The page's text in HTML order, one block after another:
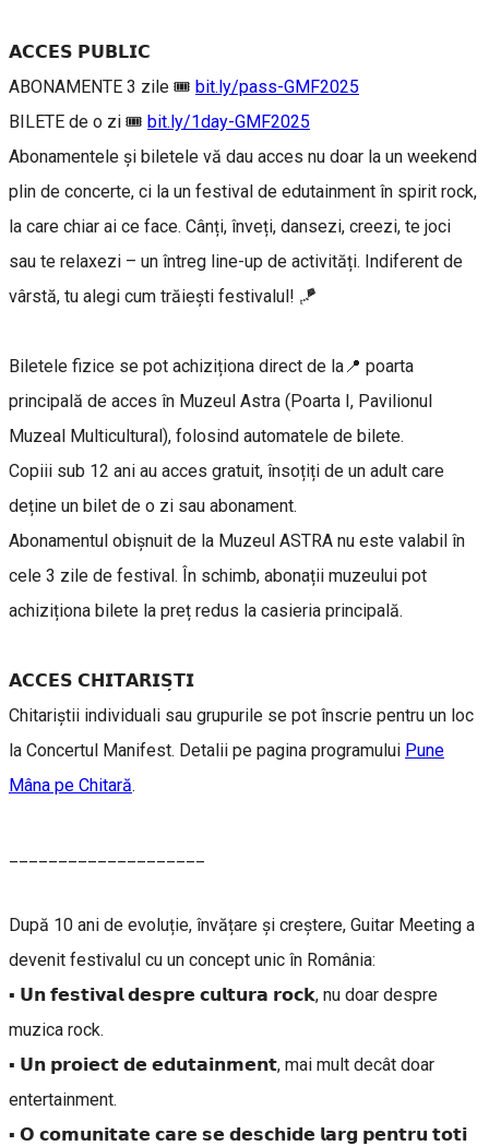
𝗔𝗖𝗖𝗘𝗦 𝗣𝗨𝗕𝗟𝗜𝗖
ABONAMENTE 3 zile 🎟️ bit.ly/pass-GMF2025
BILETE de o zi 🎟️ bit.ly/1day-GMF2025
Abonamentele și biletele vă dau acces nu doar la un weekend
plin de concerte, ci la un festival de edutainment în spirit rock,
la care chiar ai ce face. Cânți, înveți, dansezi, creezi, te joci
sau te relaxezi – un întreg line-up de activități. Indiferent de
vârstă, tu alegi cum trăiești festivalul! 🪁
Biletele fizice se pot achiziționa direct de la📍 poarta
principală de acces în Muzeul Astra (Poarta I, Pavilionul
Muzeal Multicultural), folosind automatele de bilete.
Copiii sub 12 ani au acces gratuit, însoțiți de un adult care
deține un bilet de o zi sau abonament.
Abonamentul obișnuit de la Muzeul ASTRA nu este valabil în
cele 3 zile de festival. În schimb, abonații muzeului pot
achiziționa bilete la preț redus la casieria principală.
𝗔𝗖𝗖𝗘𝗦 𝗖𝗛𝗜𝗧𝗔𝗥𝗜𝗦̦𝗧𝗜
Chitariștii individuali sau grupurile se pot înscrie pentru un loc
la Concertul Manifest. Detalii pe pagina programului Pune
Mâna pe Chitară.
După 10 ani de evoluție, învățare și creștere, Guitar Meeting a
devenit festivalul cu un concept unic în România:
▪️ 𝗨𝗻 𝗳𝗲𝘀𝘁𝗶𝘃𝗮𝗹 𝗱𝗲𝘀𝗽𝗿𝗲 𝗰𝘂𝗹𝘁𝘂𝗿𝗮 𝗿𝗼𝗰𝗸, nu doar despre
muzica rock.
▪️ 𝗨𝗻 𝗽𝗿𝗼𝗶𝗲𝗰𝘁 𝗱𝗲 𝗲𝗱𝘂𝘁𝗮𝗶𝗻𝗺𝗲𝗻𝘁, mai mult decât doar
entertainment.
▪️ 𝗢 𝗰𝗼𝗺𝘂𝗻𝗶𝘁𝗮𝘁𝗲 𝗰𝗮𝗿𝗲 𝘀𝗲 𝗱𝗲𝘀𝗰𝗵𝗶𝗱𝗲 𝗹𝗮𝗿𝗴 𝗽𝗲𝗻𝘁𝗿𝘂 𝘁𝗼𝘁𝗶